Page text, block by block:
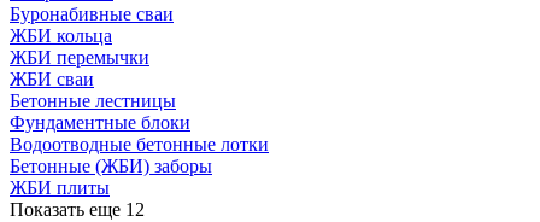
Буронабивные сваи
ЖБИ кольца
ЖБИ перемычки
ЖБИ сваи
Бетонные лестницы
Фундаментные блоки
Водоотводные бетонные лотки
Бетонные (ЖБИ) заборы
ЖБИ плиты
Показать еще 12